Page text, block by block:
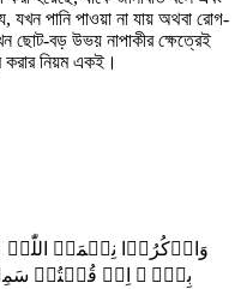
পানি পাওয়া না যায় অথবা রোগ-
ছোট-বড় উভয় নাপাকীর ক্ষেত্রেই
করার নিয়ম একই।
وَاذۡکُرُوۡا نِعۡمَۃَ اللّٰہِ
بِہٖۤ ۙ اِذۡ قُلۡتُمۡ سَمِعۡنَا